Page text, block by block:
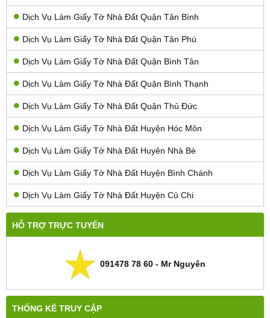
Dịch Vụ Làm Giấy Tờ Nhà Đất Quận Tân Bình
Dịch Vụ Làm Giấy Tờ Nhà Đất Quận Tân Phú
Dịch Vụ Làm Giấy Tờ Nhà Đất Quận Bình Tân
Dịch Vụ Làm Giấy Tờ Nhà Đất Quận Bình Thạnh
Dịch Vụ Làm Giấy Tờ Nhà Đất Quận Thủ Đức
Dịch Vụ Làm Giấy Tờ Nhà Đất Huyện Hóc Môn
Dịch Vụ Làm Giấy Tờ Nhà Đất Huyên Nhà Bè
Dịch Vụ Làm Giấy Tờ Nhà Đất Huyện Bình Chánh
Dịch Vụ Làm Giấy Tờ Nhà Đất Huyện Củ Chi
HỖ TRỢ TRỰC TUYẾN
091478 78 60 - Mr Nguyên
THỐNG KÊ TRUY CẬP